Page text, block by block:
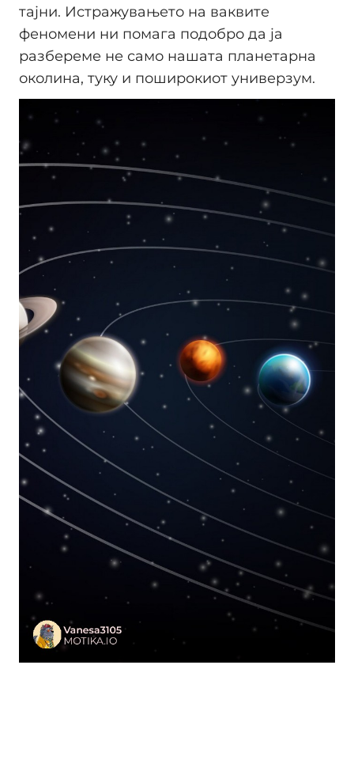
тајни. Истражувањето на ваквите
феномени ни помага подобро да ја
разбереме не само нашата планетарна
околина, туку и поширокиот универзум.